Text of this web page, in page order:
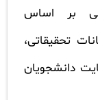
بر اساس
تحقیقاتی،
دانشجویان